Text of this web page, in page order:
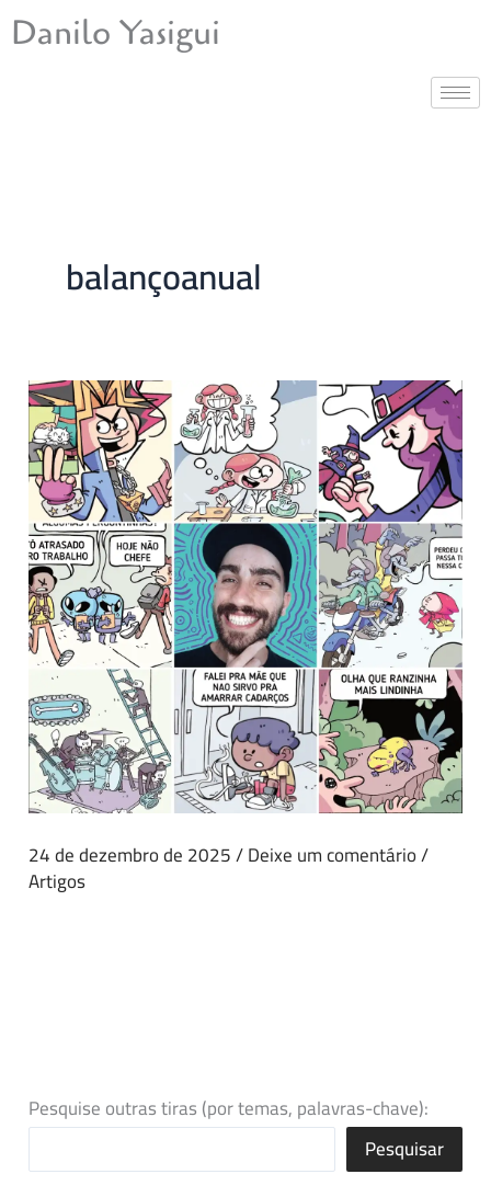
para
Danilo Yasigui
balançoanual
24 de dezembro de 2025/Deixe um comentário/
Artigos
Pesquise outras tiras (por temas, palavras-chave):
Pesquisar